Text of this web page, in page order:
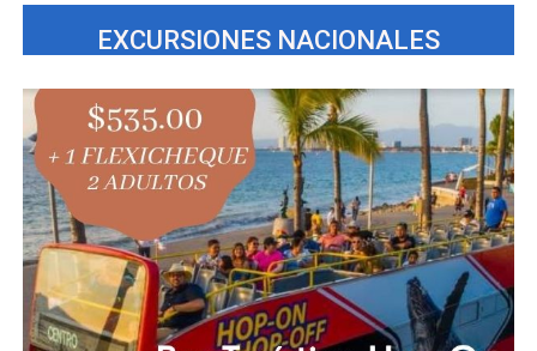
EXCURSIONES NACIONALES